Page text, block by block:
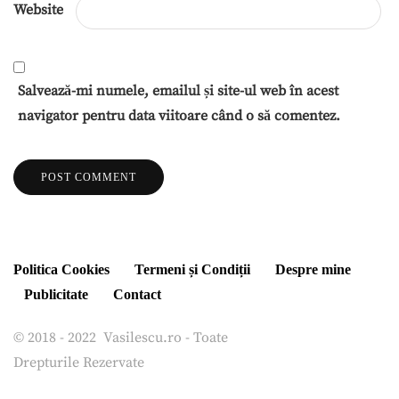
Website
Salvează-mi numele, emailul și site-ul web în acest
navigator pentru data viitoare când o să comentez.
Politica Cookies Termeni și Condiții
Despre mine
Publicitate
Contact
© 2018 - 2022 Vasilescu.ro - Toate
Drepturile Rezervate